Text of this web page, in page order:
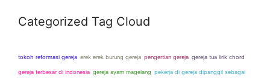
Categorized Tag Cloud
tokoh reformasi gereja erek erek burung gereja pengertian gereja gereja tua lirik chord
gereja terbesar di indonesia gereja ayam magelang pekerja di gereja dipanggil sebagai